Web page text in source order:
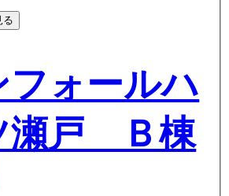
る
フォールハ
瀬戸 Ｂ棟